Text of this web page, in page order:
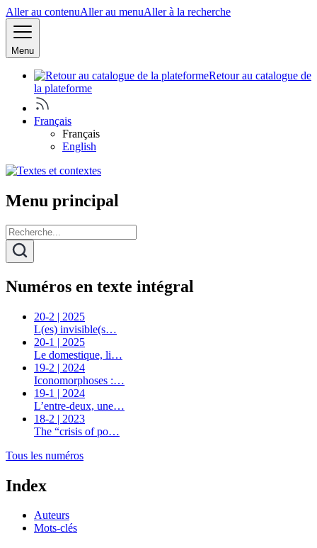
Aller au contenuAller au menuAller à la recherche
Menu
Retour au catalogue de
la plateforme
Français
Français
English
Menu principal
Numéros en texte intégral
20-2 | 2025
L(es) invisible(s…
20-1 | 2025
Le domestique, li…
19-2 | 2024
Iconomorphoses :…
19-1 | 2024
L’entre-deux, une…
18-2 | 2023
The “crisis of po…
Tous les numéros
Index
Auteurs
Mots-clés